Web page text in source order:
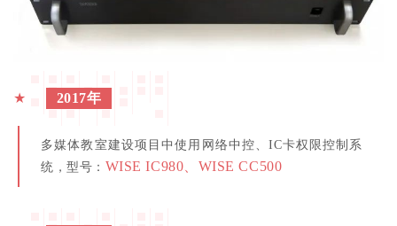
★ 2017年
多媒体教室建设项目中使用网络中控、IC卡权限控制系
统，型号： WISE IC980、WISE CC500